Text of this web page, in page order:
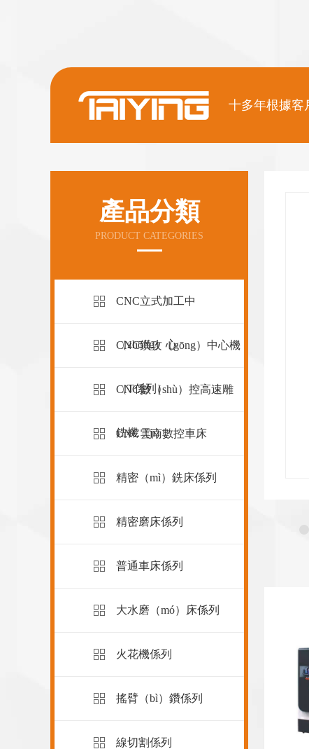
十多年根據客
產品分類
PRODUCT CATEGORIES
CNC立式加工中
（zhōng）心
CNC鑽攻（gōng）中心機
（T係列）
CNC數（shù）控高速雕
銑機（jī）
CNC雲南數控車床
精密（mì）銑床係列
精密磨床係列
普通車床係列
大水磨（mó）床係列
火花機係列
搖臂（bì）鑽係列
線切割係列
加工中心VMC-650  查看详情
均采用優質樹脂砂鑄件，強韌（rèn）筋肋布局
定性好（hǎo），強度高，各項精度穩定可靠，
應力長久不變形。
平衡校正及跑合測試，確保最大的軸向、徑
小、震動小、精度高的優點，采用增壓打刀缸
高效率
誤差小
台